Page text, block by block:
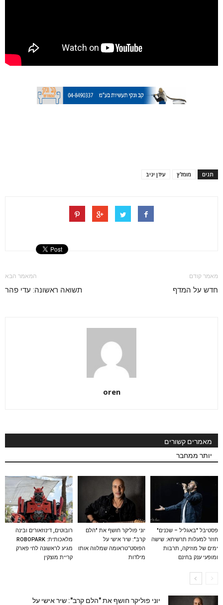
תגים מומלץ עידן יניב
מאמר קודם
חדש על המדף
המאמר הבא
תשואה ראשונה: עדי פהר
oren
מאמרים קשורים
יותר ממחבר
פסטיבל "באגליל – שכנים"
חוזר למעלות תרשיחא: שישה
ימים של מוזיקה, תרבות
ומופעי ענק בחינם
יוני פוליקר חושף את "הלם
קרב": שיר אישי על
הפוסט־טראומה שמלווה אותו
מילדות
רובוטים, דינוזאורים ובינה
מלאכותית: ROBOPARK
מגיע לראשונה לחי פארק
קריית מוצקין
יוני פוליקר חושף את "הלם קרב": שיר אישי על